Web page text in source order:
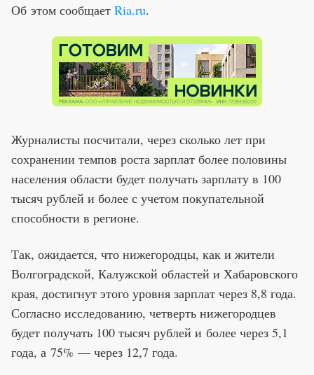
Об этом сообщает Ria.ru.
Журналисты посчитали, через сколько лет при
сохранении темпов роста зарплат более половины
населения области будет получать зарплату в 100
тысяч рублей и более с учетом покупательной
способности в регионе.
Так, ожидается, что нижегородцы, как и жители
Волгоградской, Калужской областей и Хабаровского
края, достигнут этого уровня зарплат через 8,8 года.
Согласно исследованию, четверть нижегородцев
будет получать 100 тысяч рублей и более через 5,1
года, а 75% — через 12,7 года.